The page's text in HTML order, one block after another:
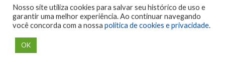
Nosso site utiliza cookies para salvar seu histórico de uso e
garantir uma melhor experiência. Ao continuar navegando
você concorda com a nossa política de cookies e privacidade.
OK